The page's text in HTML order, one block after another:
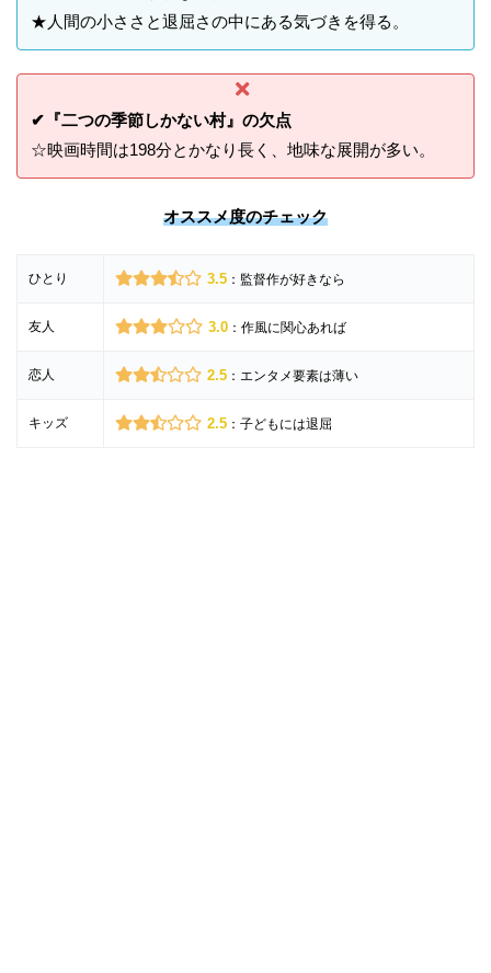
★人間の小ささと退屈さの中にある気づきを得る。
✔『二つの季節しかない村』の欠点
☆映画時間は198分とかなり長く、地味な展開が多い。
オススメ度のチェック
ひとり 3.5：監督作が好きなら
友人 3.0：作風に関心あれば
恋人 2.5：エンタメ要素は薄い
キッズ 2.5：子どもには退屈